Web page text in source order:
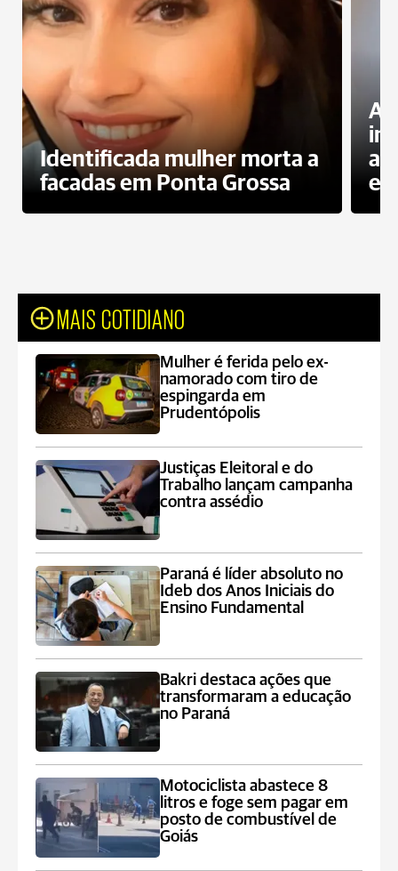
Identificada mulher morta a
facadas em Ponta Grossa
MAIS COTIDIANO
Mulher é ferida pelo ex-
namorado com tiro de
espingarda em
Prudentópolis
Justiças Eleitoral e do
Trabalho lançam campanha
contra assédio
Paraná é líder absoluto no
Ideb dos Anos Iniciais do
Ensino Fundamental
Bakri destaca ações que
transformaram a educação
no Paraná
Motociclista abastece 8
litros e foge sem pagar em
posto de combustível de
Goiás